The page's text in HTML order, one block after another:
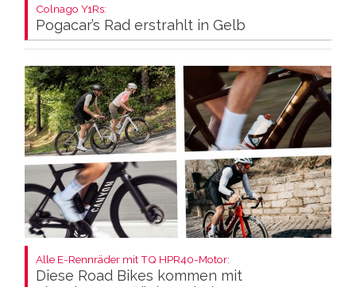
Colnago Y1Rs:
Pogacar’s Rad erstrahlt in Gelb
Alle E-Rennräder mit TQ HPR40-Motor:
Diese Road Bikes kommen mit